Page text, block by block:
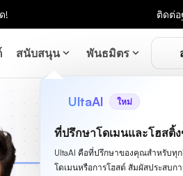
! ติดต่อ
สนับสนุน พันธมิตร
UltaAI ใหม่
ที่ปรึกษาโดเมนและโฮสติ้
UltaAI คือที่ปรึกษาของคุณสำหรับทุก
โดเมนหรือการโฮสต์ สัมผัสประสบ